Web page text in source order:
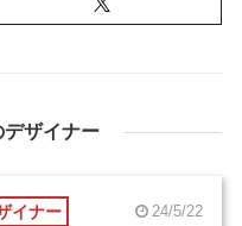
ザイナー
イナー 24/5/22